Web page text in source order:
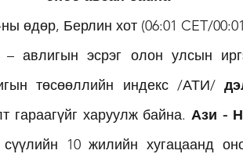
өдөр, Берлин хот (06:01 CET/
– авлигын эсрэг олон улсын
төсөөллийн индекс /АТИ/
гараагүйг харуулж байна. Ази -
10 жилийн хугацаанд